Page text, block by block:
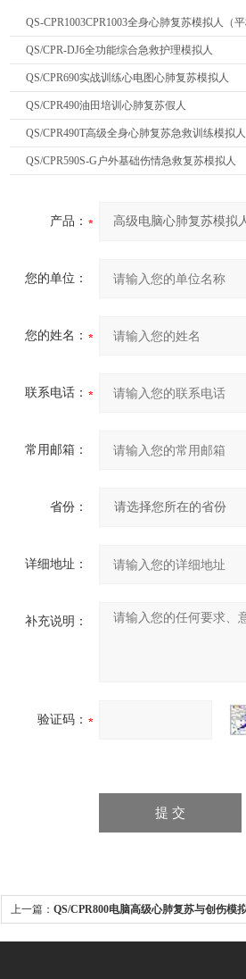
QS-CPR1003CPR1003全身心肺复苏模拟人（平
QS/CPR-DJ6全功能综合急救护理模拟人
QS/CPR690实战训练心电图心肺复苏模拟人
QS/CPR490油田培训心肺复苏假人
QS/CPR490T高级全身心肺复苏急救训练模拟人
QS/CPR590S-G户外基础伤情急救复苏模拟人
产品：
您的单位：
您的姓名：
联系电话：
常用邮箱：
省份：
详细地址：
补充说明：
验证码：
上一篇： QS/CPR800电脑高级心肺复苏与创伤模